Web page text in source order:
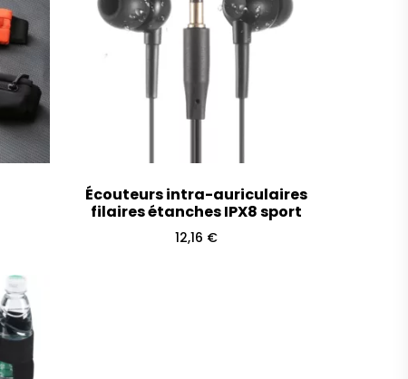
Écouteurs intra-auriculaires
filaires étanches IPX8 sport
12,16 €